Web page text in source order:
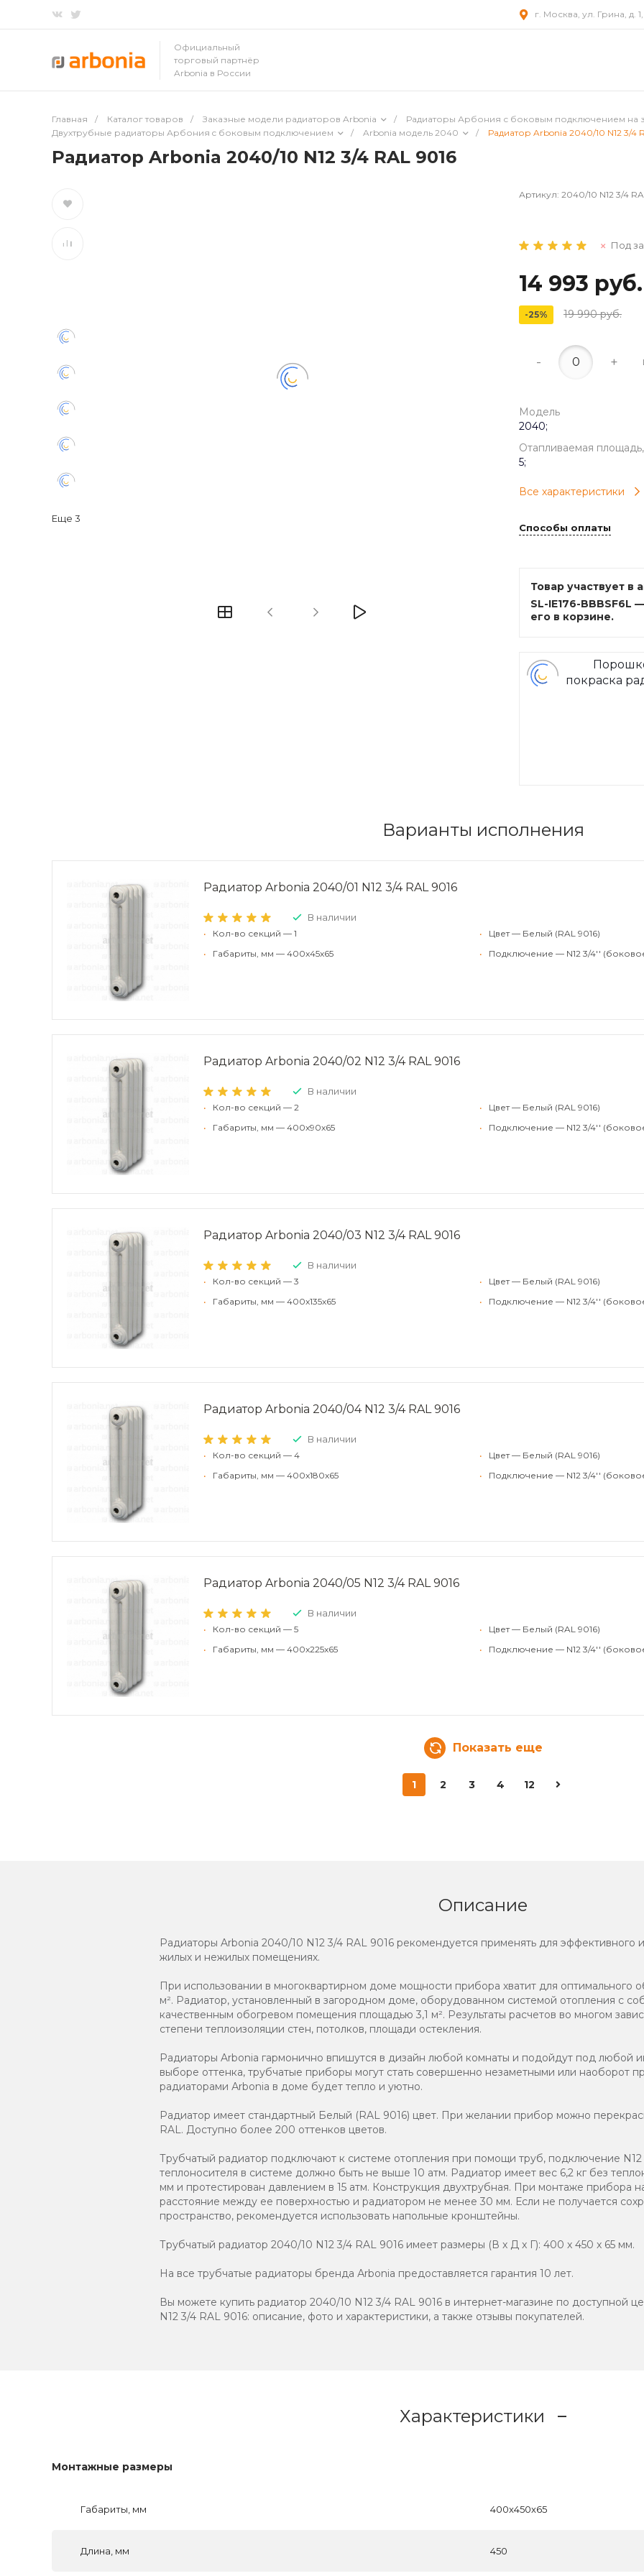
г. Москва, ул. Грина, д.
Официальный
торговый партнёр
Arbonia в России
Главная / Каталог товаров / Заказные модели радиаторов Arbonia / Радиаторы Арбония с боковым подключением на
Двухтрубные радиаторы Арбония c боковым подключением
/ Arbonia модель 2040 / Радиатор Arbonia 2040/10 N12 3/4
Радиатор Arbonia 2040/10 N12 3/4 RAL 9016
Еще 3
Артикул: 2040/10 N12 3/4
Под
14 993 руб.
-25% 19 990 руб.
- +
Модель
2040;
Отапливаемая
5;
Все характеристики
Способы оплаты
Товар участвует в
SL-IE176-BBBSF6L
его в корзине.
покраска
Варианты исполнения
Радиатор Arbonia 2040/01 N12 3/4 RAL 9016
В наличии
•
Кол-во секций — 1
•
Габариты, мм — 400x45x65
•
Цвет — Белый (RAL 9016)
•
Подключение — N12 3/4''
Радиатор Arbonia 2040/02 N12 3/4 RAL 9016
В наличии
•
Кол-во секций — 2
•
Габариты, мм — 400x90x65
•
Цвет — Белый (RAL 9016)
•
Подключение — N12 3/4''
Радиатор Arbonia 2040/03 N12 3/4 RAL 9016
В наличии
•
Кол-во секций — 3
•
Габариты, мм — 400x135x65
•
Цвет — Белый (RAL 9016)
•
Подключение — N12 3/4''
Радиатор Arbonia 2040/04 N12 3/4 RAL 9016
В наличии
•
Кол-во секций — 4
•
Габариты, мм — 400x180x65
•
Цвет — Белый (RAL 9016)
•
Подключение — N12 3/4''
Радиатор Arbonia 2040/05 N12 3/4 RAL 9016
В наличии
•
Кол-во секций — 5
•
Габариты, мм — 400x225x65
•
Цвет — Белый (RAL 9016)
•
Подключение — N12 3/4''
Показать еще
1 2 3 4 12
Описание
Радиаторы Arbonia 2040/10 N12 3/4 RAL 9016 рекомендуется применять для эффективного
жилых и нежилых помещениях.
При использовании в многоквартирном доме мощности прибора хватит для оптимального
м². Радиатор, установленный в загородном доме, оборудованном системой отопления с
качественным обогревом помещения площадью 3,1 м². Результаты расчетов во многом
степени теплоизоляции стен, потолков, площади остекления.
Радиаторы Arbonia гармонично впишутся в дизайн любой комнаты и подойдут под любой
выборе оттенка, трубчатые приборы могут стать совершенно незаметными или наоборот
радиаторами Аrbonia в доме будет тепло и уютно.
Радиатор имеет стандартный Белый (RAL 9016) цвет. При желании прибор можно
RAL. Доступно более 200 оттенков цветов.
Трубчатый радиатор подключают к системе отопления при помощи труб, подключение
теплоносителя в системе должно быть не выше 10 атм. Радиатор имеет вес 6,2 кг без
мм и протестирован давлением в 15 атм. Конструкция двухтрубная. При монтаже прибора
расстояние между ее поверхностью и радиатором не менее 30 мм. Если не получается
пространство, рекомендуется использовать напольные кронштейны.
Трубчатый радиатор 2040/10 N12 3/4 RAL 9016 имеет размеры (В x Д x Г): 400 x 450 x 65 мм.
На все трубчатые радиаторы бренда Аrbonia предоставляется гарантия 10 лет.
Вы можете купить радиатор 2040/10 N12 3/4 RAL 9016 в интернет-магазине по доступной
N12 3/4 RAL 9016: описание, фото и характеристики, а также отзывы покупателей.
Характеристики
Монтажные размеры
Габариты, мм 400x450x65
Длина, мм 450